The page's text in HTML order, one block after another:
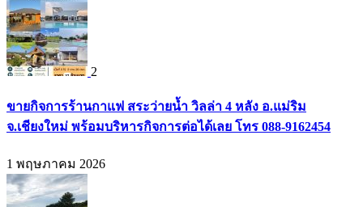
2
ขายกิจการร้านกาแฟ สระว่ายน้ำ วิลล่า 4 หลัง อ.แม่ริม
จ.เชียงใหม่ พร้อมบริหารกิจการต่อได้เลย โทร 088-9162454
1 พฤษภาคม 2026